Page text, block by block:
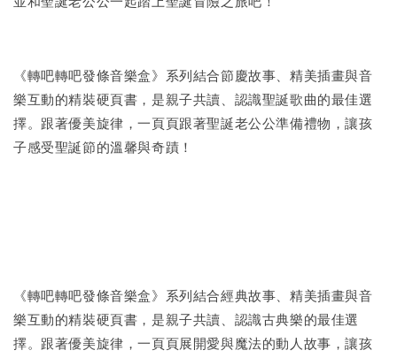
《轉吧轉吧發條音樂盒》系列結合節慶故事、精美插畫與音
樂互動的精裝硬頁書，是親子共讀、認識聖誕歌曲的最佳選
擇。跟著優美旋律，一頁頁跟著聖誕老公公準備禮物，讓孩
子感受聖誕節的溫馨與奇蹟！
《轉吧轉吧發條音樂盒》系列結合經典故事、精美插畫與音
樂互動的精裝硬頁書，是親子共讀、認識古典樂的最佳選
擇。跟著優美旋律，一頁頁展開愛與魔法的動人故事，讓孩